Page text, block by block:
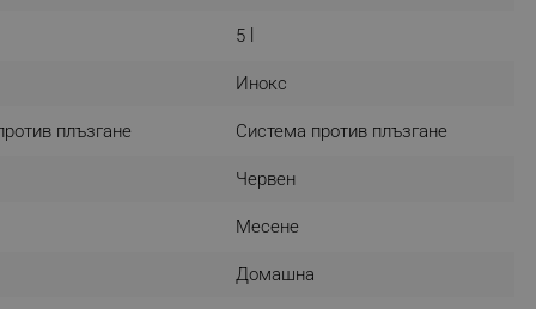
5 l
Инокс
плъзгане Система против плъзгане
Червен
Месене
Домашна
to Segmentify servers
visitor installed
data including